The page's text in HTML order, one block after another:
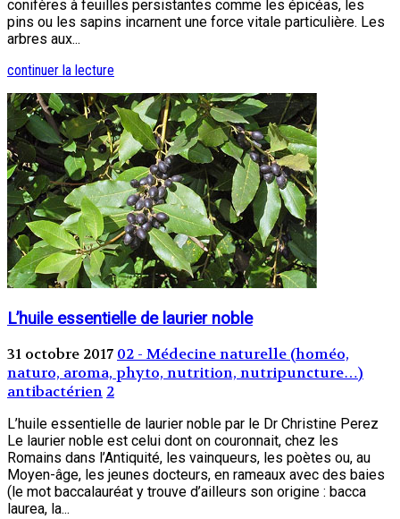
conifères à feuilles persistantes comme les épicéas, les
pins ou les sapins incarnent une force vitale particulière. Les
arbres aux...
continuer la lecture
L’huile essentielle de laurier noble
31 octobre 2017 02 - Médecine naturelle (homéo,
naturo, aroma, phyto, nutrition, nutripuncture…)
antibactérien 2
L’huile essentielle de laurier noble par le Dr Christine Perez
Le laurier noble est celui dont on couronnait, chez les
Romains dans l’Antiquité, les vainqueurs, les poètes ou, au
Moyen-âge, les jeunes docteurs, en rameaux avec des baies
(le mot baccalauréat y trouve d’ailleurs son origine : bacca
laurea, la...